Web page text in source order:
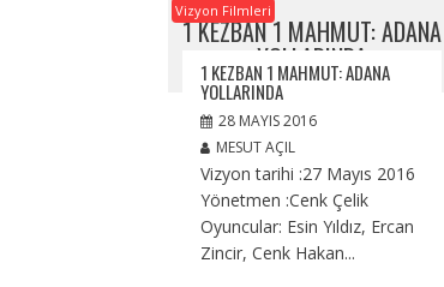
1 KEZBAN 1 MAHMUT: ADANA
YOLLARINDA
Vizyon Filmleri
1 KEZBAN 1 MAHMUT: ADANA
YOLLARINDA
28 MAYIS 2016
MESUT AÇIL
Vizyon tarihi :27 Mayıs 2016
Yönetmen :Cenk Çelik
Oyuncular: Esin Yıldız, Ercan
Zincir, Cenk Hakan...